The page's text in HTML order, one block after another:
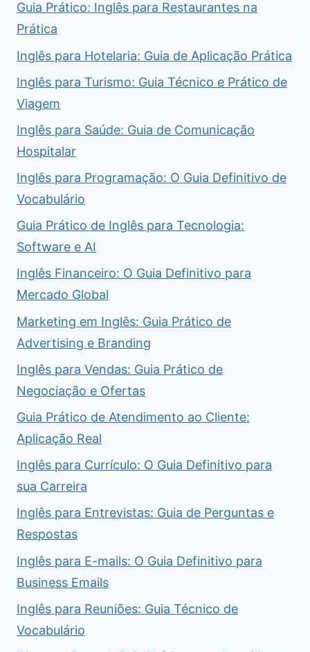
Guia Prático: Inglês para Restaurantes na
Prática
Inglês para Hotelaria: Guia de Aplicação Prática
Inglês para Turismo: Guia Técnico e Prático de
Viagem
Inglês para Saúde: Guia de Comunicação
Hospitalar
Inglês para Programação: O Guia Definitivo de
Vocabulário
Guia Prático de Inglês para Tecnologia:
Software e AI
Inglês Financeiro: O Guia Definitivo para
Mercado Global
Marketing em Inglês: Guia Prático de
Advertising e Branding
Inglês para Vendas: Guia Prático de
Negociação e Ofertas
Guia Prático de Atendimento ao Cliente:
Aplicação Real
Inglês para Currículo: O Guia Definitivo para
sua Carreira
Inglês para Entrevistas: Guia de Perguntas e
Respostas
Inglês para E-mails: O Guia Definitivo para
Business Emails
Inglês para Reuniões: Guia Técnico de
Vocabulário